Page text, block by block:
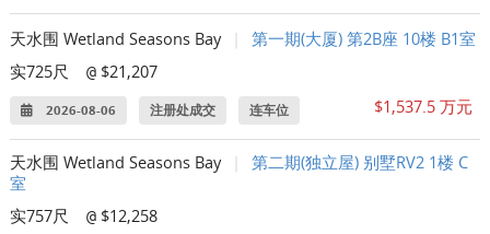
天水围 Wetland Seasons Bay
第一期(大厦) 第2B座 10楼 B1室
实725尺
@ $21,207
2026-08-06 注册处成交 连车位 $1,537.5 万元
天水围 Wetland Seasons Bay
第二期(独立屋) 别墅RV2 1楼 C
室
实757尺
@ $12,258